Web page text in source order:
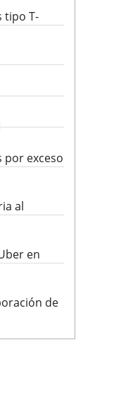
tipo T-
por exceso
al
en
de